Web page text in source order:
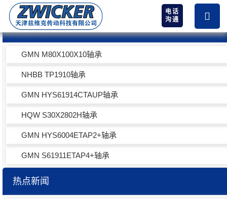
电话
沟通
热卖产品
GMN M80X100X10轴承
NHBB TP1910轴承
GMN HYS61914CTAUP轴承
HQW S30X2802H轴承
GMN HYS6004ETAP2+轴承
GMN S61911ETAP4+轴承
热点新闻